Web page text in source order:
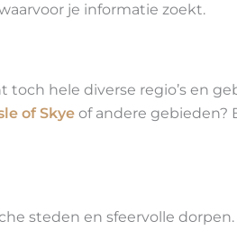
je informatie zoekt.
hele diverse regio’s en
of Skye of andere gebieden?
steden en sfeervolle